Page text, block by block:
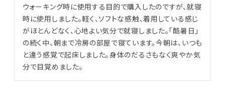
ウォーキング時に使用する目的で購入したのですが、就寝
時に使用しました。軽く、ソフトな感触、着用している感じ
がほとんどなく、心地よい気分で就寝しました。「酷暑日」
の続く中、朝まで冷房の部屋で寝ています。今朝は、いつも
と違う感覚で起床しました。身体のだるさもなく爽やか気
分で目覚めました。